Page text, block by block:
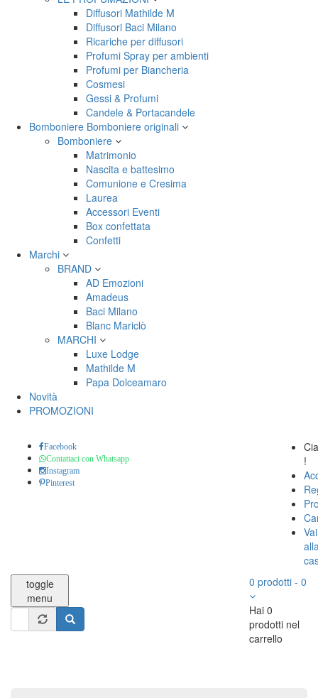
Diffusori Mathilde M
Diffusori Baci Milano
Ricariche per diffusori
Profumi Spray per ambienti
Profumi per Biancheria
Cosmesi
Gessi & Profumi
Candele & Portacandele
Bomboniere Bomboniere originali
Bomboniere
Matrimonio
Nascita e battesimo
Comunione e Cresima
Laurea
Accessori Eventi
Box confettata
Confetti
Marchi
BRAND
AD Emozioni
Amadeus
Baci Milano
Blanc Mariclò
MARCHI
Luxe Lodge
Mathilde M
Papa Dolceamaro
Novità
PROMOZIONI
Facebook
Contattaci con Whatsapp
Instagram
Pinterest
!
Vai
toggle
menu
Form
0 prodotti - 0
Hai 0
prodotti nel
carrello